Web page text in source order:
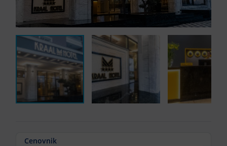
Cenovnik